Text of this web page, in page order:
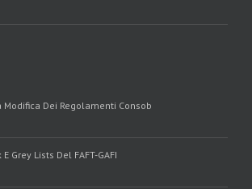
Modifica Dei Regolamenti Consob
Grey Lists Del FAFT-GAFI